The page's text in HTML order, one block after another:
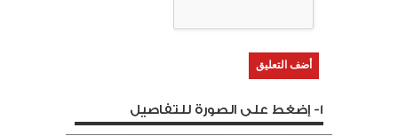
1- إضغط على الصورة للتفاصيل